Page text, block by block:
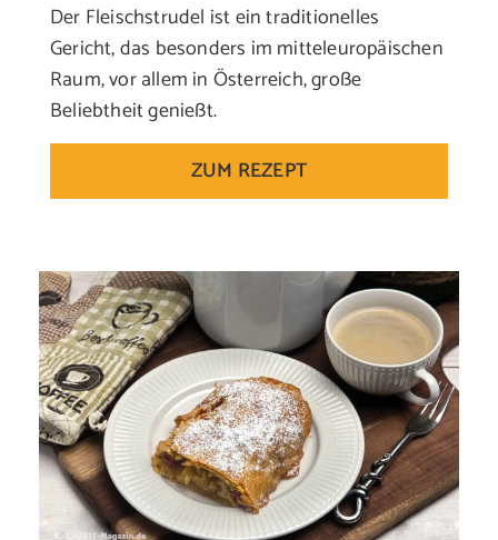
Der Fleischstrudel ist ein traditionelles
Gericht, das besonders im mitteleuropäischen
Raum, vor allem in Österreich, große
Beliebtheit genießt.
ZUM REZEPT